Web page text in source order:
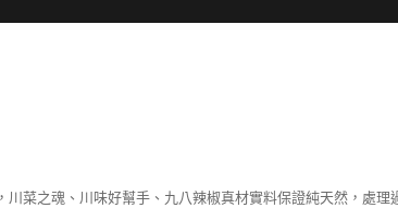
菜之魂、川味好幫手、九八辣椒真材實料保證純天然，處理